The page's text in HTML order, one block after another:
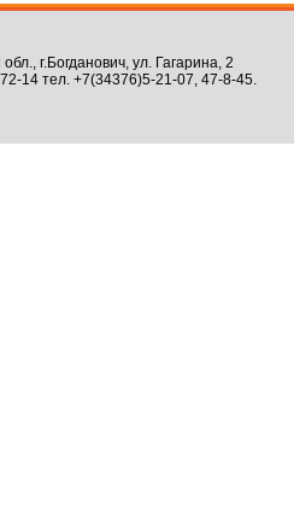
г.Богданович, ул. Гагарина, 2
14 тел. +7(34376)5-21-07, 47-8-45.